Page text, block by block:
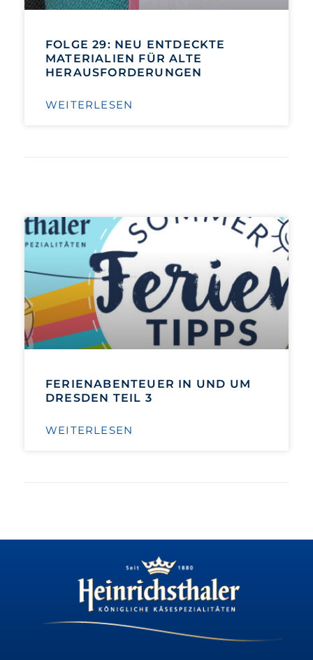
FOLGE 29: NEU ENTDECKTE
MATERIALIEN FÜR ALTE
HERAUSFORDERUNGEN
WEITERLESEN
FERIENABENTEUER IN UND UM
DRESDEN TEIL 3
WEITERLESEN